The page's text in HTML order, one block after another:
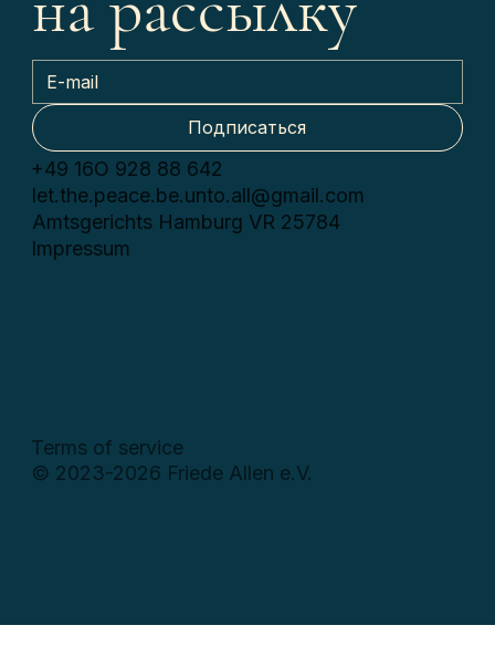
Подписаться
+49 16О 928 88 642
let.the.peace.be.unto.all@gmail.com
Amtsgerichts Hamburg VR 25784
Impressum
Terms of service
© 2023-2026 Friede Allen e.V.